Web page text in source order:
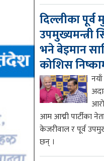
दिल्लीका पूर्व
उपमुख्यमन्त्री
भने बेइमान
कोशिस
आम आद्मी पार्टीका
केजरीवाल र पूर्व
छन् ।